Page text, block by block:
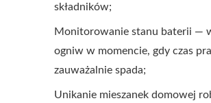
składników;
Monitorowanie stanu baterii —
ogniw w momencie, gdy czas
zauważalnie spada;
Unikanie mieszanek domowej